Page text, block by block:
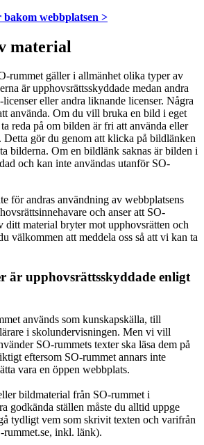
webbplatsen >
material
rummet gäller i allmänhet olika typer av
är upphovsrättsskyddade medan andra
eller andra liknande licenser. Några
använda. Om du vill bruka en bild i eget
reda på om bilden är fri att använda eller
gör du genom att klicka på bildlänken
bilderna. Om en bildlänk saknas är bilden i
och kan inte användas utanför SO-
för andras användning av webbplatsens
och anser att SO-
ditt material bryter mot upphovsrätten och
välkommen att meddela oss så att vi kan ta
är upphovsrättsskyddade enligt
används som kunskapskälla, till
i skolundervisningen. Men vi vill
SO-rummets texter ska läsa dem på
eftersom SO-rummet annars inte
vara en öppen webbplats.
bildmaterial från SO-rummet i
godkända ställen måste du alltid uppge
tydligt vem som skrivit texten och varifrån
rummet.se, inkl. länk).